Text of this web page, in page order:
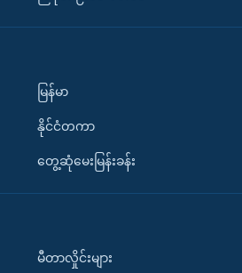
မြန်မာ
နိုင်ငံတကာ
တွေ့ဆုံမေးမြန်းခန်း
မီတာလှိုင်းများ